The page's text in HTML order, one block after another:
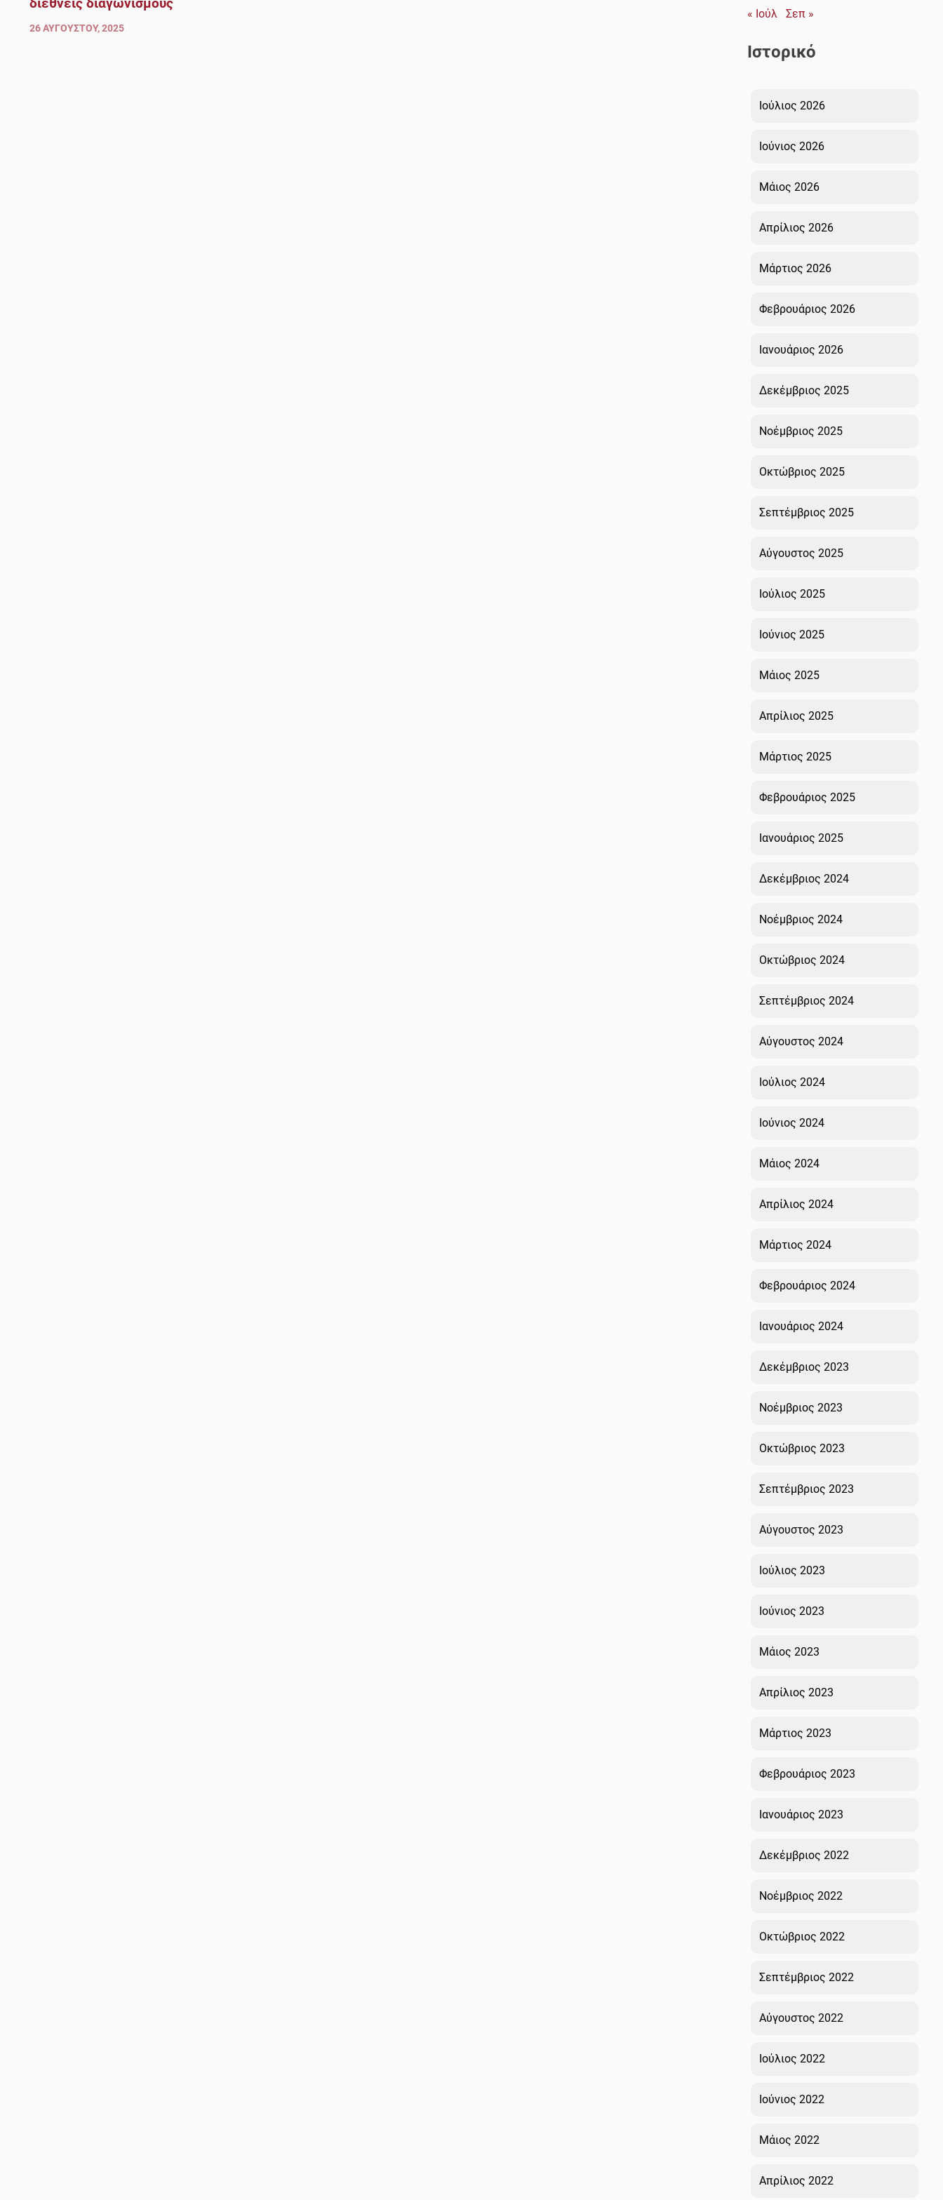
26 ΑΥΓΟΎΣΤΟΥ, 2025
« Ιούλ
Σεπ »
Ιστορικό
Ιούλιος 2026
Ιούνιος 2026
Μάιος 2026
Απρίλιος 2026
Μάρτιος 2026
Φεβρουάριος 2026
Ιανουάριος 2026
Δεκέμβριος 2025
Νοέμβριος 2025
Οκτώβριος 2025
Σεπτέμβριος 2025
Αύγουστος 2025
Ιούλιος 2025
Ιούνιος 2025
Μάιος 2025
Απρίλιος 2025
Μάρτιος 2025
Φεβρουάριος 2025
Ιανουάριος 2025
Δεκέμβριος 2024
Νοέμβριος 2024
Οκτώβριος 2024
Σεπτέμβριος 2024
Αύγουστος 2024
Ιούλιος 2024
Ιούνιος 2024
Μάιος 2024
Απρίλιος 2024
Μάρτιος 2024
Φεβρουάριος 2024
Ιανουάριος 2024
Δεκέμβριος 2023
Νοέμβριος 2023
Οκτώβριος 2023
Σεπτέμβριος 2023
Αύγουστος 2023
Ιούλιος 2023
Ιούνιος 2023
Μάιος 2023
Απρίλιος 2023
Μάρτιος 2023
Φεβρουάριος 2023
Ιανουάριος 2023
Δεκέμβριος 2022
Νοέμβριος 2022
Οκτώβριος 2022
Σεπτέμβριος 2022
Αύγουστος 2022
Ιούλιος 2022
Ιούνιος 2022
Μάιος 2022
Απρίλιος 2022